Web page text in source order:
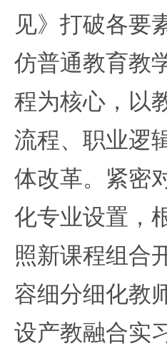
见》打破各要
仿普通教育教
程为核心，以
流程、职业逻
体改革。紧密
化专业设置，
照新课程组合
容细分细化教
设产教融合实